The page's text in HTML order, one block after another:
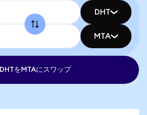
DHT
MTA
DHTをMTAにスワップ